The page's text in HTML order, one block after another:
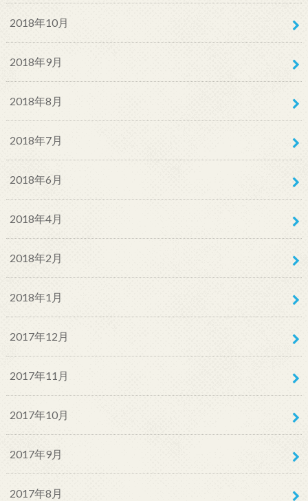
2018年10月
2018年9月
2018年8月
2018年7月
2018年6月
2018年4月
2018年2月
2018年1月
2017年12月
2017年11月
2017年10月
2017年9月
2017年8月